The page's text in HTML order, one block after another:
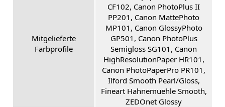
Mitgelieferte
Farbprofile
CF102, Canon PhotoPlus II
PP201, Canon MattePhoto
MP101, Canon GlossyPhoto
GP501, Canon PhotoPlus
Semigloss SG101, Canon
HighResolutionPaper HR101,
Canon PhotoPaperPro PR101,
Ilford Smooth Pearl/Gloss,
Fineart Hahnemuehle Smooth,
ZEDOnet Glossy